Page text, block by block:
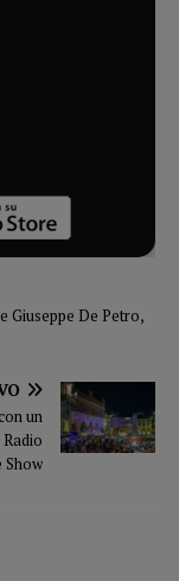
Giuseppe De Petro,
un
Show